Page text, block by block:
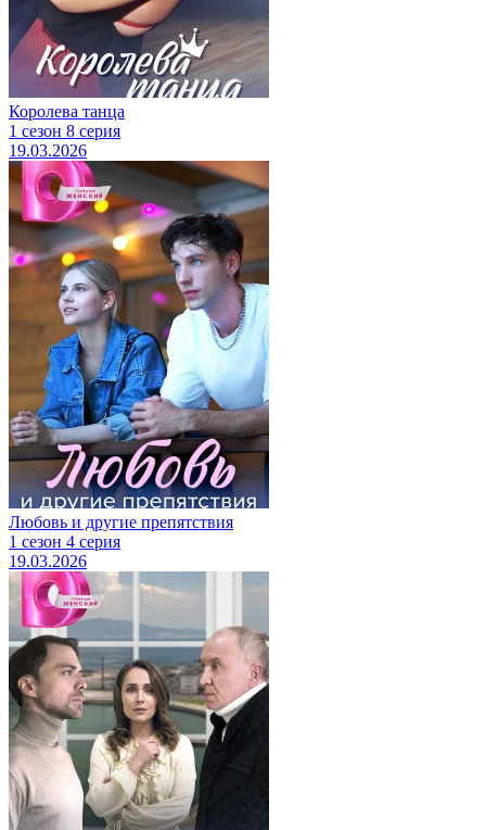
Королева танца
1 сезон 8 серия
19.03.2026
Любовь и другие препятствия
1 сезон 4 серия
19.03.2026